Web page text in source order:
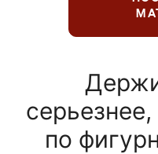
по